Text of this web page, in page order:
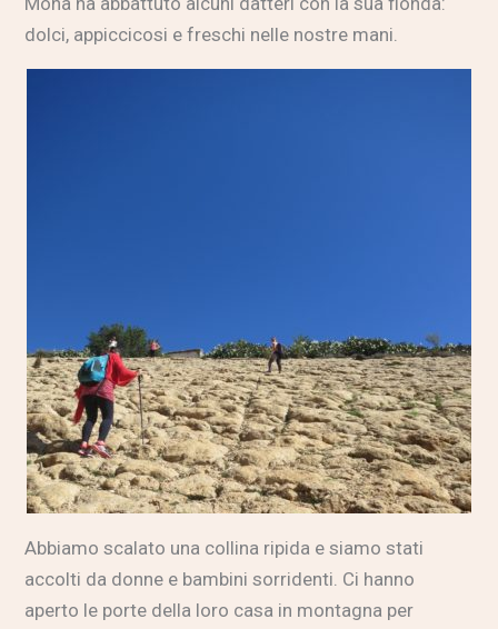
dolci, appiccicosi e freschi nelle nostre mani.
Abbiamo scalato una collina ripida e siamo stati
accolti da donne e bambini sorridenti. Ci hanno
aperto le porte della loro casa in montagna per